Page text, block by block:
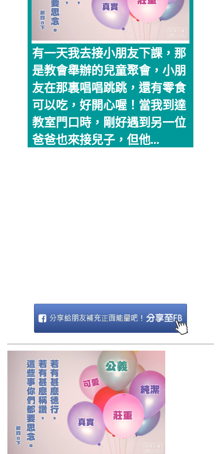
有一天我去接小朋友下課，那
是教會舉辦的兒童聚會，小朋
友在那裏唱唱跳跳，還有零食
可以吃，好開心喔！當我到達
教室門口時，剛好遇到另一位
爸爸也來接兒子，但他...